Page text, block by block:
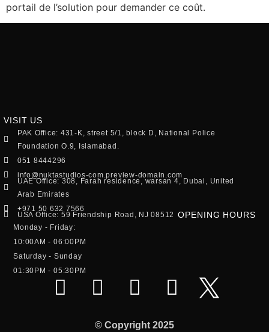
portail de l’solution pour demander ce coût.
VISIT US
PAK Office: 431-K, street 5/1, block D, National Police
Foundation O.9, Islamabad.
051 8444296
info@nuktastudios-com.preview-domain.com
UAE Office: 308, Farah residence, warsan 4, Dubai, United
Arab Emirates
+971 50 632 7566
USA Office: 59 Friendship Road, NJ 08512 OPENING HOURS
Monday - Friday:
10:00AM - 06:00PM
Saturday - Sunday
01:30PM - 05:30PM
© Copyright 2025